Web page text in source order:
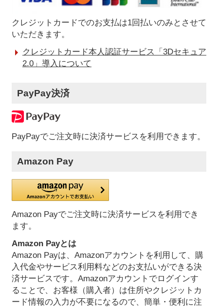
クレジットカードでのお支払は1回払いのみとさせて
いただきます。
クレジットカード本人認証サービス「3Dセキュア
2.0」導入について
PayPay決済
PayPayでご注文時に決済サービスを利用できます。
Amazon Pay
Amazon Payでご注文時に決済サービスを利用でき
ます。
Amazon Payとは
Amazon Payは、Amazonアカウントを利用して、購
入代金やサービス利用料などのお支払いができる決
済サービスです。Amazonアカウントでログインす
ることで、お客様（購入者）は住所やクレジットカ
ード情報の入力が不要になるので、簡単・便利に注